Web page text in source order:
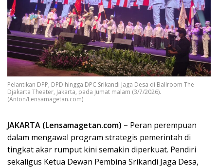
Pelantikan DPP, DPD hingga DPC Srikandi Jaga Desa di Ballroom The
Djakarta Theater, Jakarta, pada Jumat malam (3/7/2026).
(Anton/Lensamagetan.com)
JAKARTA (Lensamagetan.com) – Peran perempuan
dalam mengawal program strategis pemerintah di
tingkat akar rumput kini semakin diperkuat. Pendiri
sekaligus Ketua Dewan Pembina Srikandi Jaga Desa,